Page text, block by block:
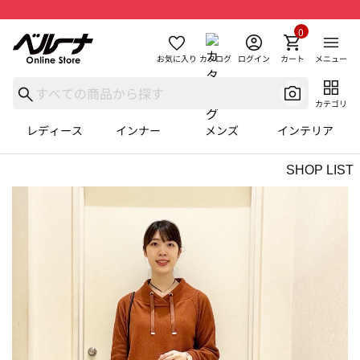
お気に入り カタログ ログイン カート
0
メニュー
カテゴリ
レディース インナー メンズ インテリア
SHOP LIST